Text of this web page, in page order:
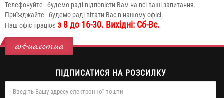
Телефонуйте - будемо раді відповісти Вам на всі ваші запитання.
Приїжджайте - будемо раді вітати Вас в нашому офісі.
Наш офіс працює з 8 до 16-30. Вихідні: Сб-Вс.
art-ua.com.ua
ПІДПИСАТИСЯ НА РОЗСИЛКУ